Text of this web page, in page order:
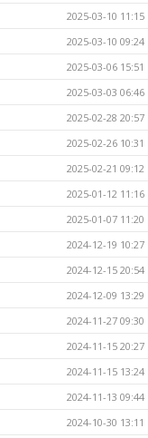
2025-03-10 11:15
2025-03-10 09:24
2025-03-06 15:51
2025-03-03 06:46
2025-02-28 20:57
2025-02-26 10:31
2025-02-21 09:12
2025-01-12 11:16
2025-01-07 11:20
2024-12-19 10:27
2024-12-15 20:54
2024-12-09 13:29
2024-11-27 09:30
2024-11-15 20:27
2024-11-15 13:24
2024-11-13 09:44
2024-10-30 13:11